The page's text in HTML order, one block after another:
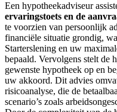
Een hypotheekadviseur
ervaringstoets en de
te voorzien van persoonlijk
financiële situatie grondig,
Starterslening en uw
bepaald. Vervolgens stelt de
gewenste hypotheek op en
uw akkoord. Dit advies
risicoanalyse, die de
scenario’s zoals